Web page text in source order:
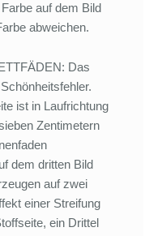
auf dem Bild
abweichen.
Das
ist in Laufrichtung
Zentimetern
dem dritten Bild
auf zwei
einer Streifung
ein Drittel